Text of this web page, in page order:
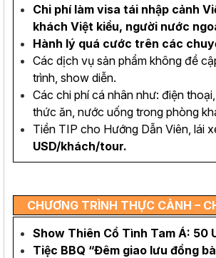
Chi phí làm visa tái nhập cảnh
khách Việt kiều, người nước
Hành lý quá cước trên các
Các dịch vụ sản phẩm không đề
trình, show diễn.
Các chi phí cá nhân như: điện
thức ăn, nước uống trong phòng
Tiền TIP cho Hướng Dẫn Viên, lái
USD/khách/tour.
CHƯƠNG TRÌNH THỰC CẢNH –
Show Thiên Cổ Tình Tam Á: 50
Tiệc BBQ “Đêm giao lưu đồng